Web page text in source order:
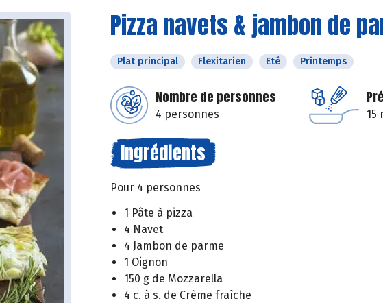
Pizza navets & jambon de
Plat principal Flexitarien Eté Printemps
Nombre de personnes
4 personnes 15
Ingrédients
Pour 4 personnes
1 Pâte à pizza
4 Navet
4 Jambon de parme
1 Oignon
150 g de Mozzarella
4 c. à s. de Crème fraîche